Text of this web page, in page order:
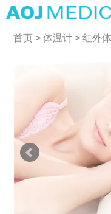
首页 >体温计 >红外